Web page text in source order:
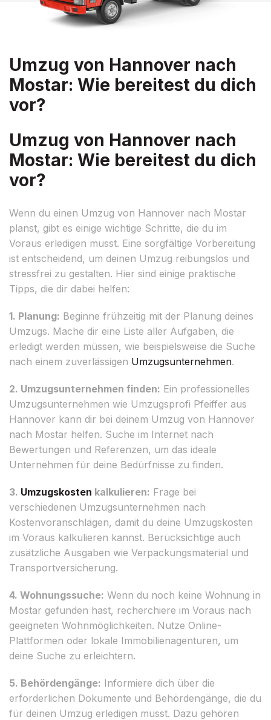
Umzug von Hannover nach
Mostar: Wie bereitest du dich
vor?
Umzug von Hannover nach
Mostar: Wie bereitest du dich
vor?
Wenn du einen Umzug von Hannover nach Mostar
planst, gibt es einige wichtige Schritte, die du im
Voraus erledigen musst. Eine sorgfältige Vorbereitung
ist entscheidend, um deinen Umzug reibungslos und
stressfrei zu gestalten. Hier sind einige praktische
Tipps, die dir dabei helfen:
1. Planung: Beginne frühzeitig mit der Planung deines
Umzugs. Mache dir eine Liste aller Aufgaben, die
erledigt werden müssen, wie beispielsweise die Suche
nach einem zuverlässigen Umzugsunternehmen.
2. Umzugsunternehmen finden: Ein professionelles
Umzugsunternehmen wie Umzugsprofi Pfeiffer aus
Hannover kann dir bei deinem Umzug von Hannover
nach Mostar helfen. Suche im Internet nach
Bewertungen und Referenzen, um das ideale
Unternehmen für deine Bedürfnisse zu finden.
3. Umzugskosten kalkulieren: Frage bei
verschiedenen Umzugsunternehmen nach
Kostenvoranschlägen, damit du deine Umzugskosten
im Voraus kalkulieren kannst. Berücksichtige auch
zusätzliche Ausgaben wie Verpackungsmaterial und
Transportversicherung.
4. Wohnungssuche: Wenn du noch keine Wohnung in
Mostar gefunden hast, recherchiere im Voraus nach
geeigneten Wohnmöglichkeiten. Nutze Online-
Plattformen oder lokale Immobilienagenturen, um
deine Suche zu erleichtern.
5. Behördengänge: Informiere dich über die
erforderlichen Dokumente und Behördengänge, die du
für deinen Umzug erledigen musst. Dazu gehören